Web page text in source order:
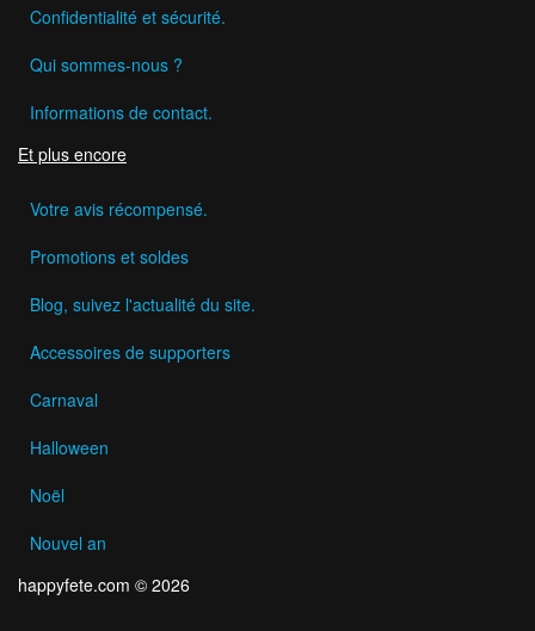
Confidentialité et sécurité.
Qui sommes-nous ?
Informations de contact.
Et plus encore
Votre avis récompensé.
Promotions et soldes
Blog, suivez l'actualité du site.
Accessoires de supporters
Carnaval
Halloween
Noël
Nouvel an
happyfete.com © 2026